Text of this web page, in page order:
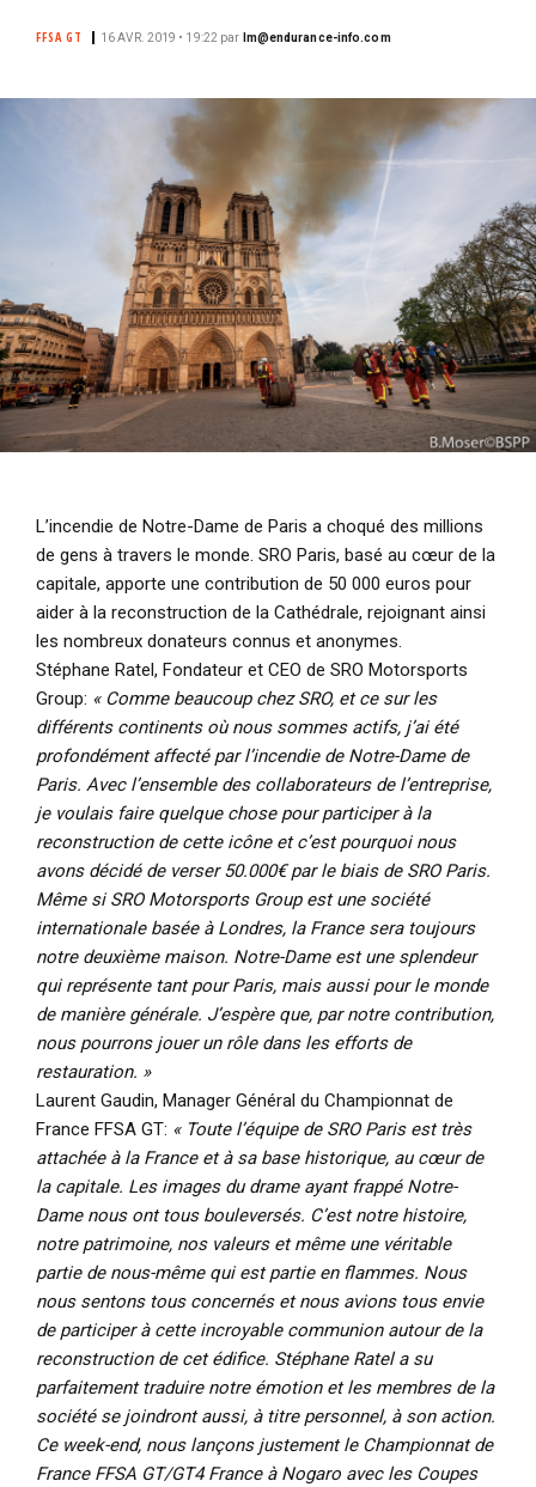
FFSA GT 16 AVR. 2019 • 19:22 par lm@endurance-info.com
L’incendie de Notre-Dame de Paris a choqué des millions
de gens à travers le monde. SRO Paris, basé au cœur de la
capitale, apporte une contribution de 50 000 euros pour
aider à la reconstruction de la Cathédrale, rejoignant ainsi
les nombreux donateurs connus et anonymes.
Stéphane Ratel, Fondateur et CEO de SRO Motorsports
Group: « Comme beaucoup chez SRO, et ce sur les
différents continents où nous sommes actifs, j’ai été
profondément affecté par l’incendie de Notre-Dame de
Paris. Avec l’ensemble des collaborateurs de l’entreprise,
je voulais faire quelque chose pour participer à la
reconstruction de cette icône et c’est pourquoi nous
avons décidé de verser 50.000€ par le biais de SRO Paris.
Même si SRO Motorsports Group est une société
internationale basée à Londres, la France sera toujours
notre deuxième maison. Notre-Dame est une splendeur
qui représente tant pour Paris, mais aussi pour le monde
de manière générale. J’espère que, par notre contribution,
nous pourrons jouer un rôle dans les efforts de
restauration. »
Laurent Gaudin, Manager Général du Championnat de
France FFSA GT: « Toute l’équipe de SRO Paris est très
attachée à la France et à sa base historique, au cœur de
la capitale. Les images du drame ayant frappé Notre-
Dame nous ont tous bouleversés. C’est notre histoire,
notre patrimoine, nos valeurs et même une véritable
partie de nous-même qui est partie en flammes. Nous
nous sentons tous concernés et nous avions tous envie
de participer à cette incroyable communion autour de la
reconstruction de cet édifice. Stéphane Ratel a su
parfaitement traduire notre émotion et les membres de la
société se joindront aussi, à titre personnel, à son action.
Ce week-end, nous lançons justement le Championnat de
France FFSA GT/GT4 France à Nogaro avec les Coupes